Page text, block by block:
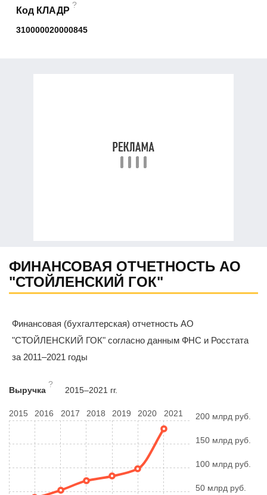
Код КЛАДР
?
310000020000845
ФИНАНСОВАЯ ОТЧЕТНОСТЬ АО
"СТОЙЛЕНСКИЙ ГОК"
Финансовая (бухгалтерская) отчетность АО
"СТОЙЛЕНСКИЙ ГОК" согласно данным ФНС и Росстата
за 2011–2021 годы
Выручка
?
2015–2021 гг.
2015 2016 2017 2018 2019 2020 2021
50 млрд руб.
100 млрд руб.
150 млрд руб.
200 млрд руб.